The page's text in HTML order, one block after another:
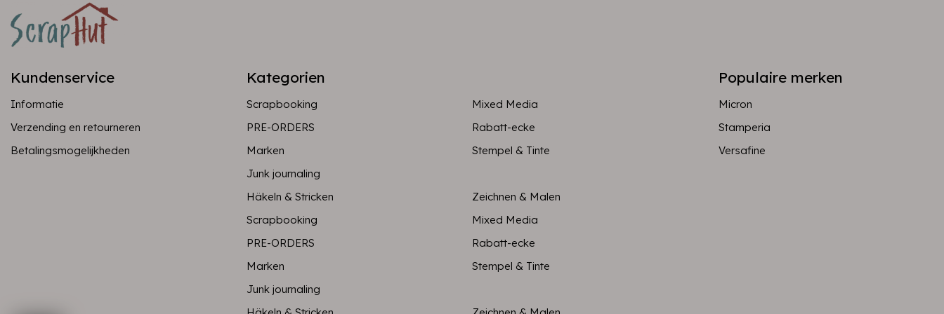
Kundenservice
Informatie
Verzending en retourneren
Betalingsmogelijkheden
Kategorien
Scrapbooking
Mixed Media
PRE-ORDERS
Rabatt-ecke
Marken
Stempel & Tinte
Junk journaling
Häkeln & Stricken
Zeichnen & Malen
Scrapbooking
Mixed Media
PRE-ORDERS
Rabatt-ecke
Marken
Stempel & Tinte
Junk journaling
Populaire merken
Micron
Stamperia
Versafine